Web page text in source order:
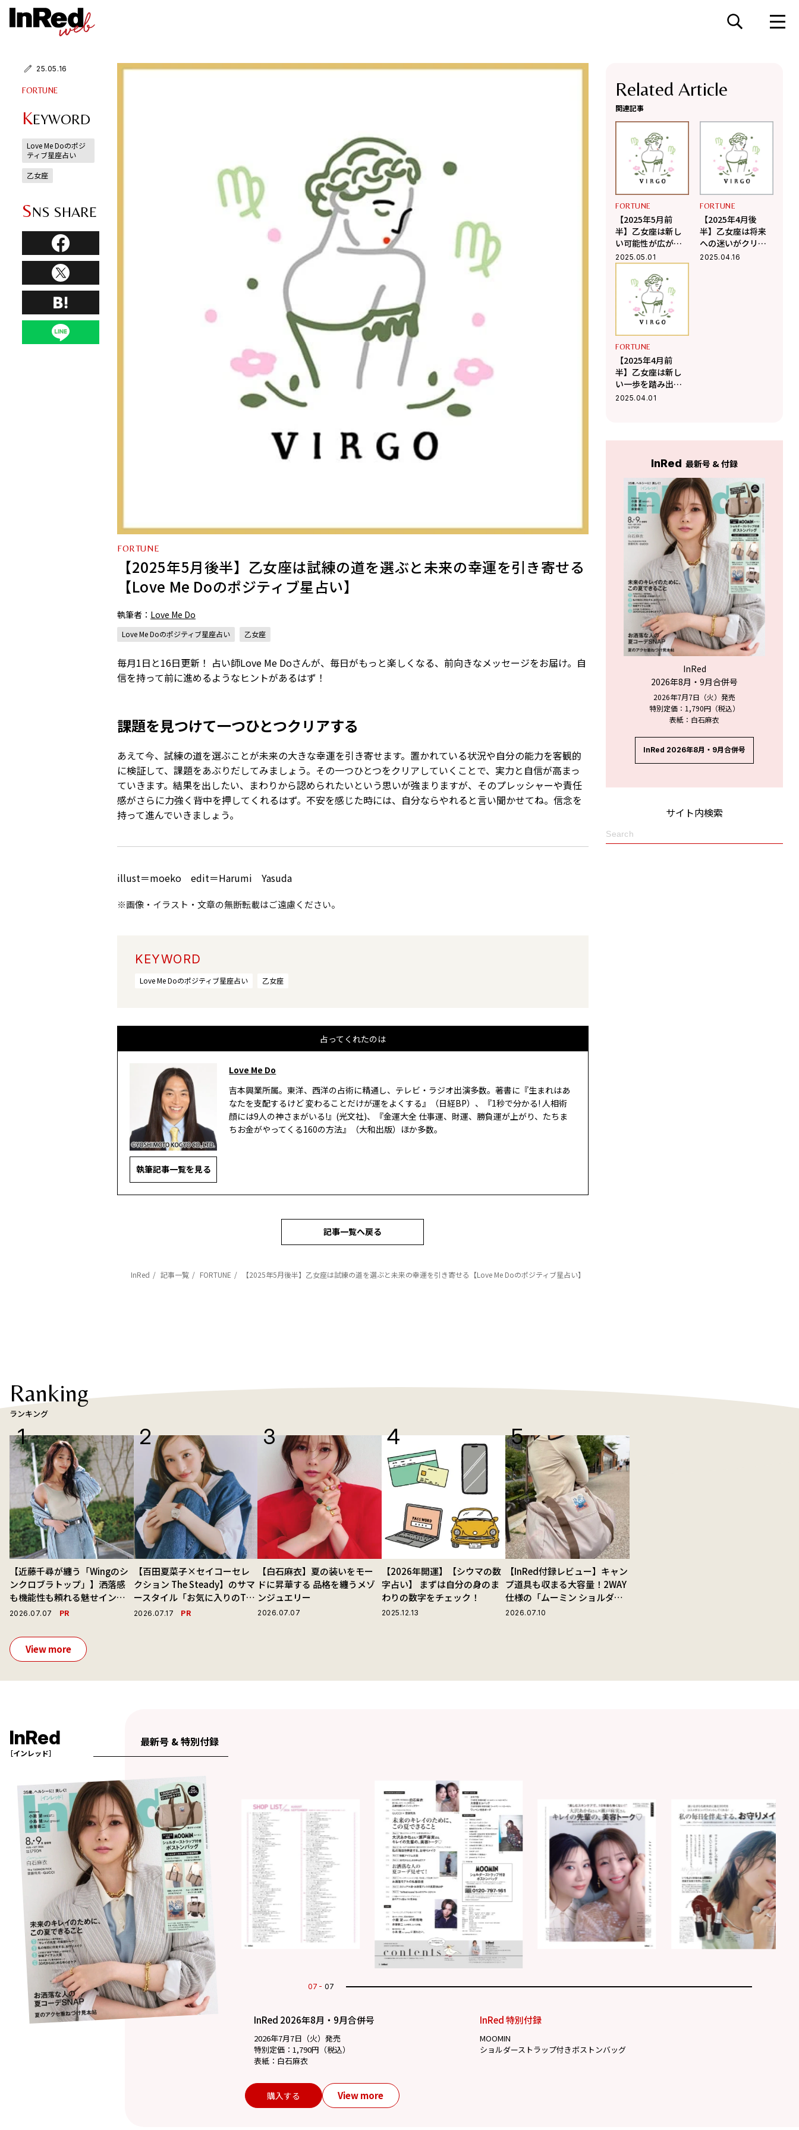
FORTUNE
【2025年5月後半】乙女座は試練の道を選ぶと未来の幸運を引き寄せる
【Love Me Doのポジティブ星占い】
執筆者： Love Me Do
Love Me Doのポジティブ星座占い 乙女座
毎月1日と16日更新！ 占い師Love Me Doさんが、毎日がもっと楽しくなる、前向きなメッセージをお届け。自
信を持って前に進めるようなヒントがあるはず！
課題を見つけて一つひとつクリアする
あえて今、試練の道を選ぶことが未来の大きな幸運を引き寄せます。置かれている状況や自分の能力を客観的
に検証して、課題をあぶりだしてみましょう。その一つひとつをクリアしていくことで、実力と自信が高まっ
ていきます。結果を出したい、まわりから認められたいという思いが強まりますが、そのプレッシャーや責任
感がさらに力強く背中を押してくれるはず。不安を感じた時には、自分ならやれると言い聞かせてね。信念を
持って進んでいきましょう。
illust＝moeko edit＝Harumi Yasuda
※画像・イラスト・文章の無断転載はご遠慮ください。
KEYWORD
Love Me Doのポジティブ星座占い 乙女座
占ってくれたのは
執筆記事一覧を見る
Love Me Do
吉本興業所属。東洋、西洋の占術に精通し、テレビ・ラジオ出演多数。著書に『生まれはあ
なたを支配するけど 変わることだけが運をよくする』（日経BP）、『1秒で分かる! 人相術
顔には9人の神さまがいる!』(光文社)、『金運大全 仕事運、財運、勝負運が上がり、たちま
ちお金がやってくる160の方法』（大和出版）ほか多数。
記事一覧へ戻る
InRed 記事一覧 FORTUNE 【2025年5月後半】乙女座は試練の道を選ぶと未来の幸運を引き寄せる【Love Me Doのポジティブ星占い】
25.05.16
FORTUNE
KEYWORD
Love Me Doのポジ
ティブ星座占い
乙女座
SNS SHARE
Related Article
関連記事
FORTUNE
【2025年5月前
半】乙女座は新し
い可能性が広がり
幸運を感じられる
【Love Me Doのポ
ジティブ星占い】
2025.05.01
FORTUNE
【2025年4月後
半】乙女座は将来
への迷いがクリア
になり目指す道が
2025.04.16
FORTUNE
【2025年4月前
半】乙女座は新し
い一歩を踏み出す
決断の時【Love
2025.04.01
InRed 最新号 & 付録
InRed
2026年8月・9月合併号
2026年7月7日（火）発売
特別定価：1,790円（税込）
表紙：白石麻衣
InRed 2026年8月・9月合併号
サイト内検索
Ranking
ランキング
【近藤千尋が纏う「Wingのシ
ンクロブラトップ」】洒落感
も機能性も頼れる魅せインナ
ーで毎日を心地よくアプデ！
2026.07.07 PR
【百田夏菜子×セイコーセレ
クション The Steady】のサマ
ースタイル「お気に入りのTシ
ャツと最高の時計と。」
2026.07.17 PR
【白石麻衣】夏の装いをモー
ドに昇華する 品格を纏うメゾ
ンジュエリー
2026.07.07
【2026年開運】【シウマの数
字占い】 まずは自分の身のま
わりの数字をチェック！
2025.12.13
【InRed付録レビュー】キャン
プ道具も収まる大容量！2WAY
仕様の「ムーミン ショルダー
ストラップ付きボストンバッ
2026.07.10
View more
InRed
［インレッド］
最新号 & 特別付録
01 07
InRed 2026年8月・9月合併号
2026年7月7日（火）発売
特別定価：1,790円（税込）
表紙：白石麻衣
InRed 特別付録
MOOMIN
ショルダーストラップ付きボストンバッグ
購入する View more